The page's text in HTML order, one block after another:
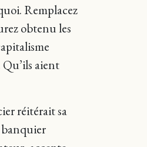
Remplacez
obtenu les
aient
réitérait sa
banquier